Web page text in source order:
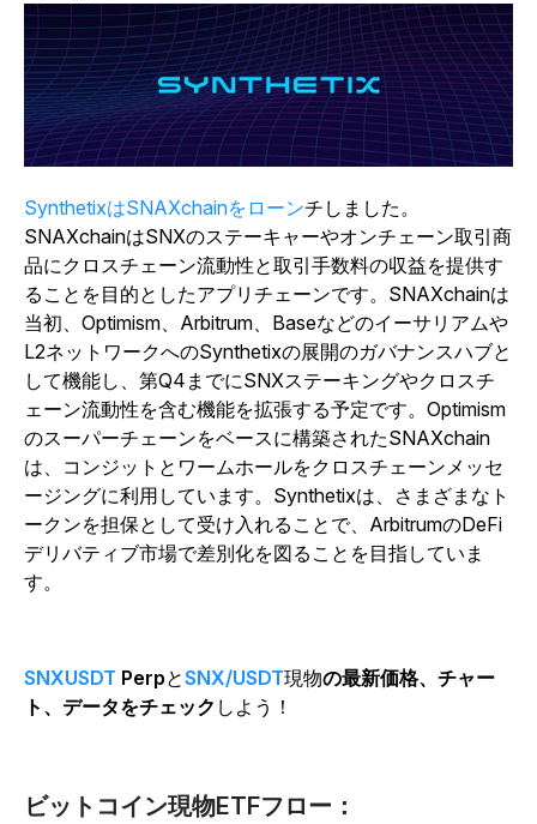
SynthetixはSNAXchainをローンチしました。
SNAXchainはSNXのステーキャーやオンチェーン取引商
品にクロスチェーン流動性と取引手数料の収益を提供す
ることを目的としたアプリチェーンです。SNAXchainは
当初、Optimism、Arbitrum、Baseなどのイーサリアムや
L2ネットワークへのSynthetixの展開のガバナンスハブと
して機能し、第Q4までにSNXステーキングやクロスチ
ェーン流動性を含む機能を拡張する予定です。Optimism
のスーパーチェーンをベースに構築されたSNAXchain
は、コンジットとワームホールをクロスチェーンメッセ
ージングに利用しています。Synthetixは、さまざまなト
ークンを担保として受け入れることで、ArbitrumのDeFi
デリバティブ市場で差別化を図ることを目指していま
す。
SNXUSDT PerpとSNX/USDT現物の最新価格、チャー
ト、データをチェック しよう！
ビットコイン現物ETFフロー：